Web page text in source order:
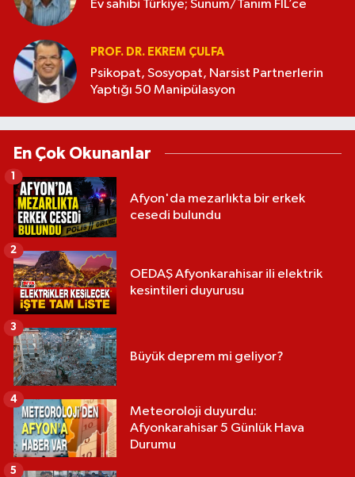
Ev sahibi Türkiye; Sunum/Tanım FİL’ce
PROF. DR. EKREM ÇULFA
Psikopat, Sosyopat, Narsist Partnerlerin
Yaptığı 50 Manipülasyon
En Çok Okunanlar
Afyon'da mezarlıkta bir erkek
cesedi bulundu
1
OEDAŞ Afyonkarahisar ili elektrik
kesintileri duyurusu
2
Büyük deprem mi geliyor?
3
Meteoroloji duyurdu:
Afyonkarahisar 5 Günlük Hava
Durumu
4
5